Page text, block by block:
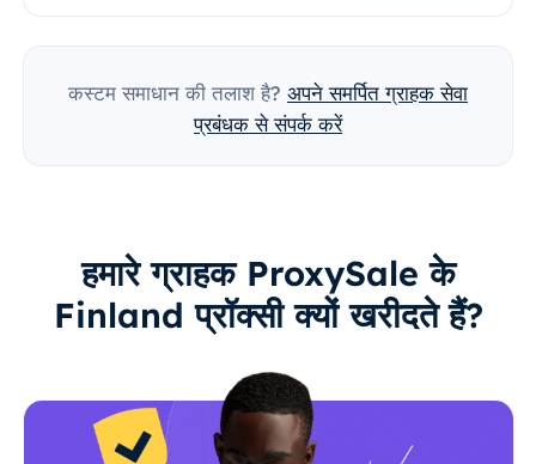
कस्टम समाधान की तलाश है? अपने समर्पित ग्राहक सेवा
प्रबंधक से संपर्क करें
हमारे ग्राहक ProxySale के
Finland प्रॉक्सी क्यों खरीदते हैं?